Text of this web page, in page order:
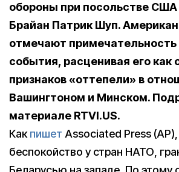
обороны при посольстве
Брайан Патрик Шуп.
отмечают примечательность
события, расценивая его как
признаков «оттепели» в
Вашингтоном и Минском.
материале RTVI.US.
Какпишет Associated Press
беспокойство у стран НАТО,